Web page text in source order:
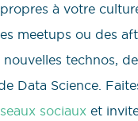
à votre
meetups ou des
technos,
Data Science.
sociaux et